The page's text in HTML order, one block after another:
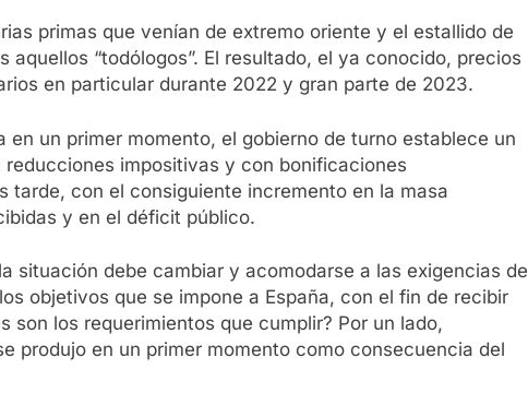
primas que venían de extremo oriente y el estallido de
“todólogos”. El resultado, el ya conocido, precios
en particular durante 2022 y gran parte de 2023.
en un primer momento, el gobierno de turno establece un
impositivas y con bonificaciones
tarde, con el consiguiente incremento en la masa
y en el déficit público.
situación debe cambiar y acomodarse a las exigencias de
objetivos que se impone a España, con el fin de recibir
son los requerimientos que cumplir? Por un lado,
produjo en un primer momento como consecuencia del